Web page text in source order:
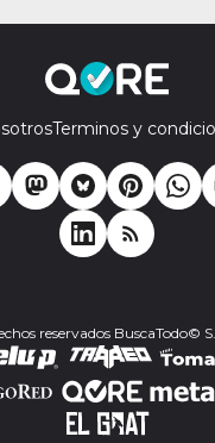
Terminos y
reservados BuscaTodo©